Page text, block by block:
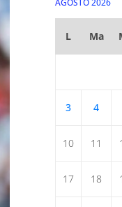
AGOSTO 2026
L Ma
3 4
10 11
17 18